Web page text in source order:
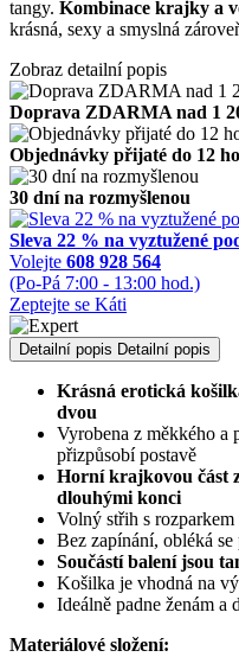
tangy. Kombinace krajky a
krásná, sexy a smyslná
Zobraz detailní popis
Doprava ZDARMA nad 1
Objednávky přijaté do 12
30 dní na rozmyšlenou
Sleva 22 % na vyztužené
Volejte 608 928 564
(Po-Pá 7:00 - 13:00 hod.)
Zeptejte se Káti
Detailní popis Detailní popis
Krásná erotická
dvou
Vyrobena z měkkého a
přizpůsobí postavě
Horní krajkovou část
dlouhými konci
Volný střih s rozparkem
Bez zapínání, obléká se
Součástí balení jsou
Košilka je vhodná na
Ideálně padne ženám a
Materiálové složení: